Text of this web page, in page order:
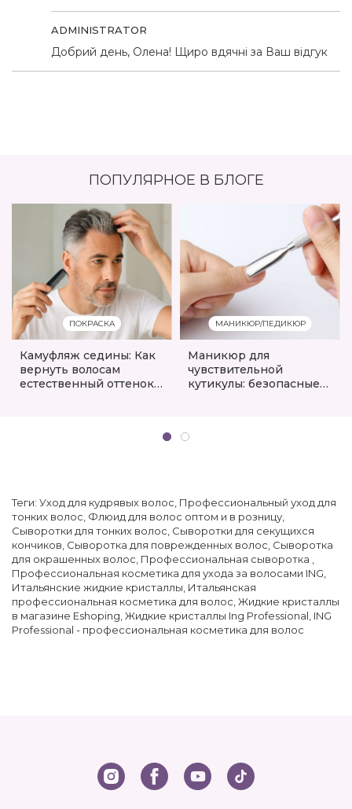
ADMINISTRATOR
Добрий день, Олена! Щиро вдячні за Ваш відгук
ПОПУЛЯРНОЕ В БЛОГЕ
ПОКРАСКА
Камуфляж седины: Как
вернуть волосам
естественный оттенок
МАНИКЮР/ПЕДИКЮР
Маникюр для
чувствительной
кутикулы: безопасные
Теги: Уход для кудрявых волос, Профессиональный уход для
тонких волос, Флюид для волос оптом и в розницу,
Сыворотки для тонких волос, Сыворотки для секущихся
кончиков, Сыворотка для поврежденных волос, Сыворотка
для окрашенных волос, Профессиональная сыворотка ,
Профессиональная косметика для ухода за волосами ING,
Итальянские жидкие кристаллы, Итальянская
профессиональная косметика для волос,Жидкие кристаллы
в магазине Eshoping,Жидкие кристаллы Ing Professional, ING
Professional - профессиональная косметика для волос